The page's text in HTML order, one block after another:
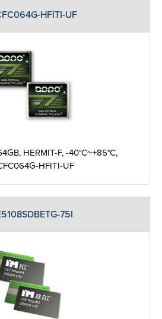
HFITI-UF
HERMIT-F, -40°C~+85°C,
HFITI-UF
75I